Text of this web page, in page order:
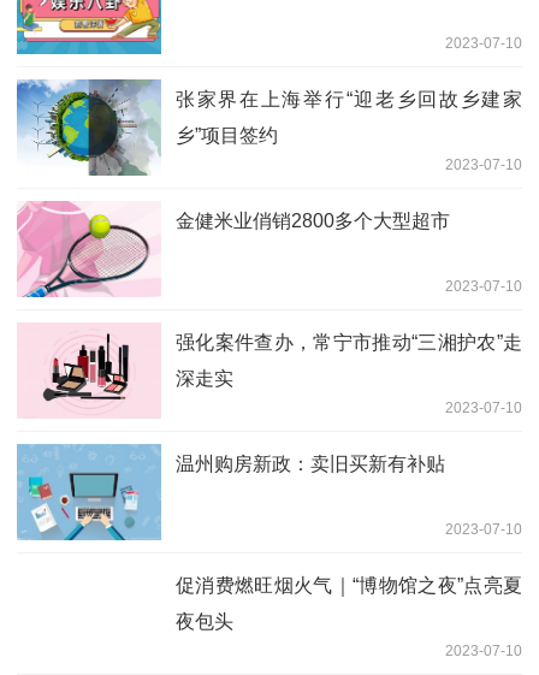
2023-07-10
张家界在上海举行“迎老乡回故乡建家
乡”项目签约
2023-07-10
金健米业俏销2800多个大型超市
2023-07-10
强化案件查办，常宁市推动“三湘护农”走
深走实
2023-07-10
温州购房新政：卖旧买新有补贴
2023-07-10
促消费燃旺烟火气｜“博物馆之夜”点亮夏
夜包头
2023-07-10